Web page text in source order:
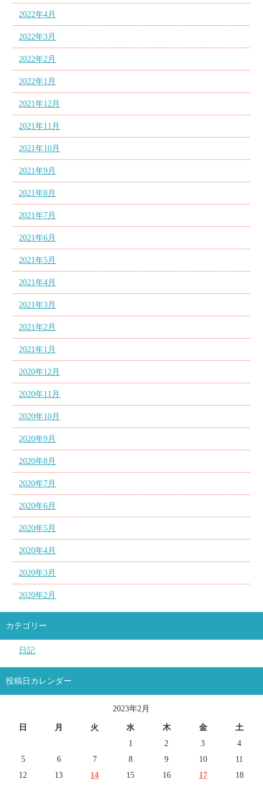
2022年4月
2022年3月
2022年2月
2022年1月
2021年12月
2021年11月
2021年10月
2021年9月
2021年8月
2021年7月
2021年6月
2021年5月
2021年4月
2021年3月
2021年2月
2021年1月
2020年12月
2020年11月
2020年10月
2020年9月
2020年8月
2020年7月
2020年6月
2020年5月
2020年4月
2020年3月
2020年2月
カテゴリー
日記
投稿日カレンダー
2023年2月
日 月 火 水 木 金
土
1
2 3
4
5
6 7 8 9 10
11
12
13 14 15 16 17 18